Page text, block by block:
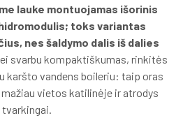
lauke montuojamas išorinis
toks variantas
nes šaldymo dalis iš dalies
svarbu kompaktiškumas, rinkitės
karšto vandens boileriu: taip oras
vietos katilinėje ir atrodys
tvarkingai.